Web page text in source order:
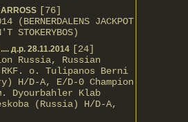
[76]
JACKPOT
STOKERYBOS)
д.р. 28.11.2014 [24]
Russia, Russian
RKF. о. Tulipanos Berni
H/D-A, E/D-0 Champion
Dyourbahler Klab
(Russia) H/D-A,